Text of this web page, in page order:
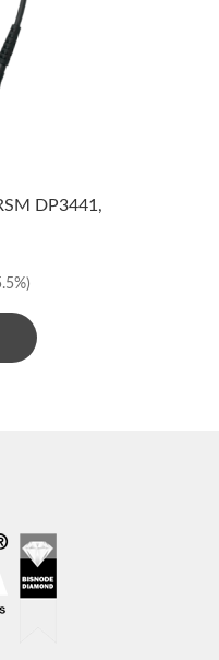
DP3441,